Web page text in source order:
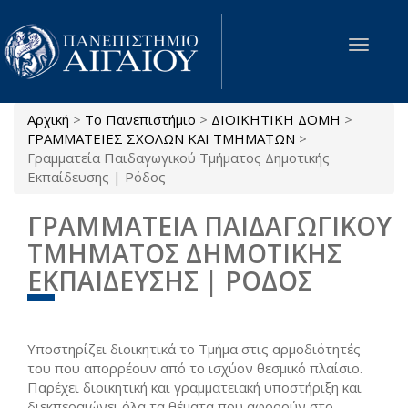
Παράκαμψη προς το κυρίως περιεχόμενο
Toggle
Είστε εδώ
Αρχική > Το Πανεπιστήμιο > ΔΙΟΙΚΗΤΙΚΗ ΔΟΜΗ >
ΓΡΑΜΜΑΤΕΙΕΣ ΣΧΟΛΩΝ ΚΑΙ ΤΜΗΜΑΤΩΝ >
Γραμματεία Παιδαγωγικού Τμήματος Δημοτικής
Εκπαίδευσης | Ρόδος
ΓΡΑΜΜΑΤΕΙΑ ΠΑΙΔΑΓΩΓΙΚΟΥ
ΤΜΗΜΑΤΟΣ ΔΗΜΟΤΙΚΗΣ
ΕΚΠΑΙΔΕΥΣΗΣ | ΡΟΔΟΣ
Υποστηρίζει διοικητικά το Τμήμα στις αρμοδιότητές
του που απορρέουν από το ισχύον θεσμικό πλαίσιο.
Παρέχει διοικητική και γραμματειακή υποστήριξη και